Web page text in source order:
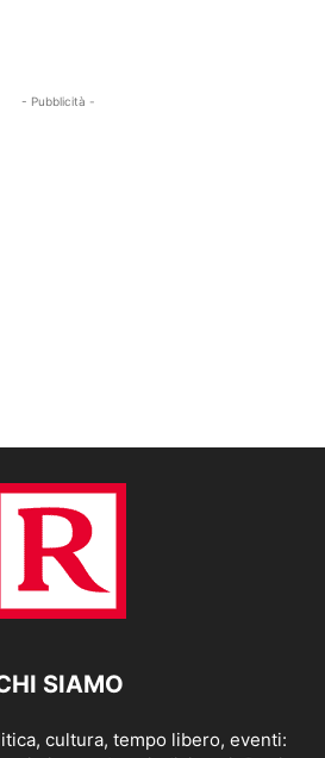
- Pubblicità -
SIAMO
cultura, tempo libero, eventi: